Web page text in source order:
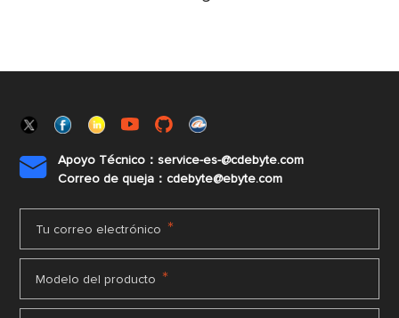

Apoyo Técnico：service-es-@cdebyte.com
Correo de queja：cdebyte@ebyte.com
Tu correo electrónico *
Modelo del producto *